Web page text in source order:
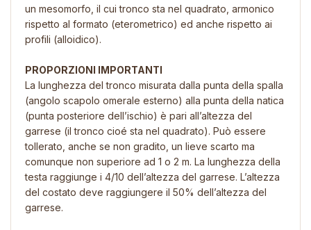
un mesomorfo, il cui tronco sta nel quadrato, armonico
rispetto al formato (eterometrico) ed anche rispetto ai
profili (alloidico).
PROPORZIONI IMPORTANTI
La lunghezza del tronco misurata dalla punta della spalla
(angolo scapolo omerale esterno) alla punta della natica
(punta posteriore dell’ischio) è pari all’altezza del
garrese (il tronco cioé sta nel quadrato). Può essere
tollerato, anche se non gradito, un lieve scarto ma
comunque non superiore ad 1 o 2 m. La lunghezza della
testa raggiunge i 4/10 dell’altezza del garrese. L’altezza
del costato deve raggiungere il 50% dell’altezza del
garrese.